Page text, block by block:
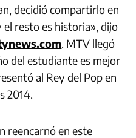
decidió compartirlo en
resto es historia», dijo
. MTV llegó
del estudiante es mejor
al Rey del Pop en
2014.
reencarnó en este